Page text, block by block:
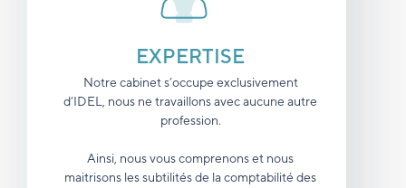
EXPERTISE
Notre cabinet s’occupe exclusivement
d’IDEL, nous ne travaillons avec aucune autre
profession.
Ainsi, nous vous comprenons et nous
maitrisons les subtilités de la comptabilité des